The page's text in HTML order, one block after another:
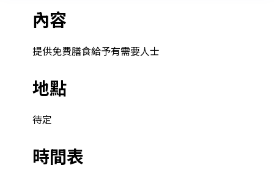
內容
提供免費膳食給予有需要人士
地點
待定
時間表